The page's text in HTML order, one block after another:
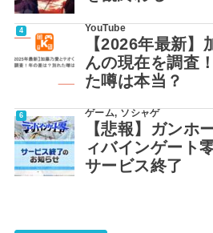
YouTube
【2026年最新】
んの現在を調査
た噂は本当？
ゲーム, ソシャゲ
【悲報】ガンホ
ィバインゲート
サービス終了